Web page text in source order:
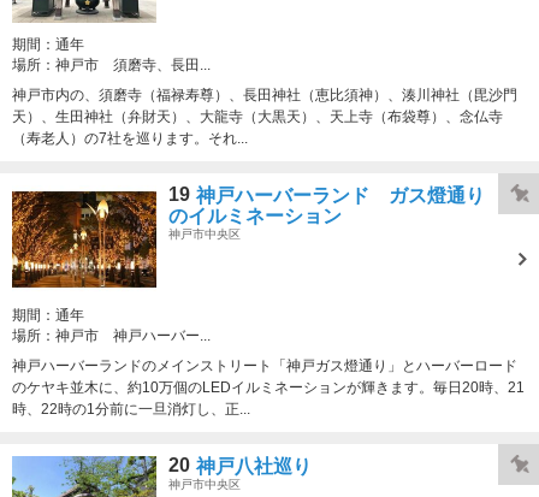
期間： 通年
場所： 神戸市 須磨寺、長田...
神戸市内の、須磨寺（福禄寿尊）、長田神社（恵比須神）、湊川神社（毘沙門
天）、生田神社（弁財天）、大龍寺（大黒天）、天上寺（布袋尊）、念仏寺
（寿老人）の7社を巡ります。それ...
19 神戸ハーバーランド ガス燈通り
のイルミネーション
神戸市中央区
期間： 通年
場所： 神戸市 神戸ハーバー...
神戸ハーバーランドのメインストリート「神戸ガス燈通り」とハーバーロード
のケヤキ並木に、約10万個のLEDイルミネーションが輝きます。毎日20時、21
時、22時の1分前に一旦消灯し、正...
20 神戸八社巡り
神戸市中央区